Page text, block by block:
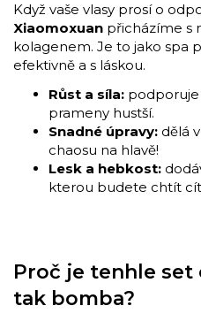
Když vaše vlasy prosí o
Xiaomoxuan přicházíme s
kolagenem. Je to jako spa
efektivně a s láskou.
Růst a síla: podporuje
prameny hustší.
Snadné úpravy: dělá
chaosu na hlavě!
Lesk a hebkost:
kterou budete chtít
Proč je tenhle set
tak bomba?